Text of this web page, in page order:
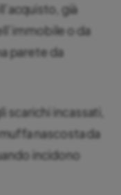
già
o da
parete da
incassati,
nascosta da
incidono